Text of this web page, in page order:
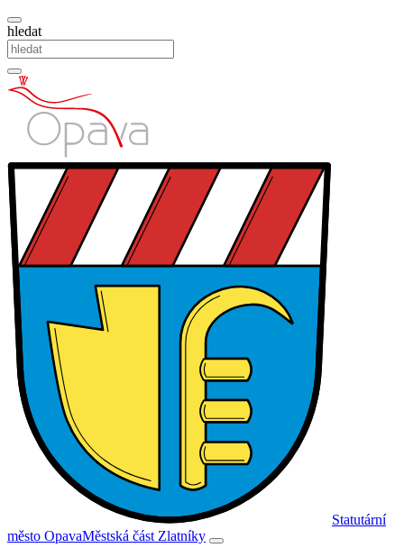
hledat
Statutární
město OpavaMěstská část Zlatníky